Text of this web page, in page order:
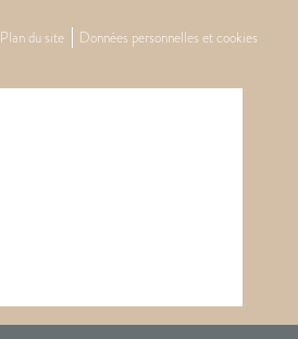
Plan du site Données personnelles et cookies